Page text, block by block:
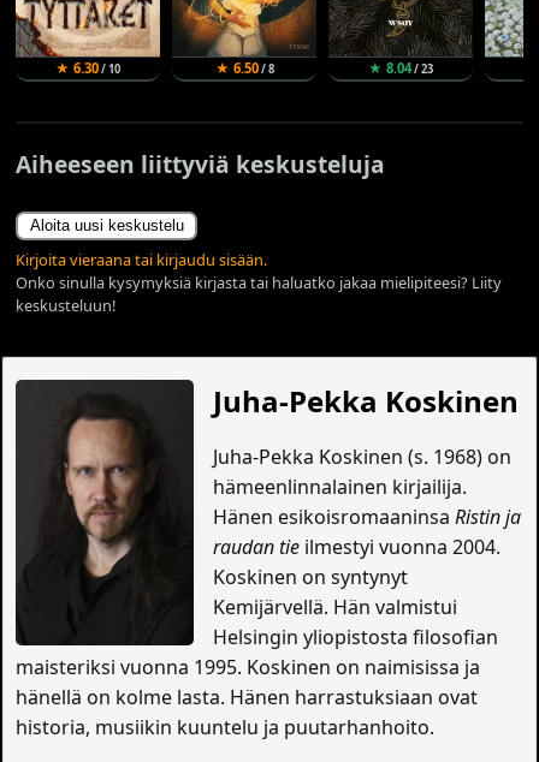
★ 6.30/ 10 ★ 6.50/ 8 ★ 8.04/ 23
Aiheeseen liittyviä keskusteluja
Aloita uusi keskustelu
Kirjoita vieraana tai kirjaudu sisään.
Onko sinulla kysymyksiä kirjasta tai haluatko jakaa mielipiteesi? Liity
keskusteluun!
Juha-Pekka Koskinen
Juha-Pekka Koskinen (s. 1968) on
hämeenlinnalainen kirjailija.
Hänen esikoisromaaninsa Ristin ja
raudan tieilmestyi vuonna 2004.
Koskinen on syntynyt
Kemijärvellä. Hän valmistui
Helsingin yliopistosta filosofian
maisteriksi vuonna 1995. Koskinen on naimisissa ja
hänellä on kolme lasta. Hänen harrastuksiaan ovat
historia, musiikin kuuntelu ja puutarhanhoito.